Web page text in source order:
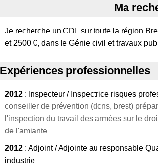
Ma
Je recherche un CDI, sur toute la région
et 2500 €, dans le Génie civil et travaux
Expériences professionnelles
2012 : Inspecteur / Inspectrice risques
conseiller de prévention (dcns, brest)
l'inspection du travail des armées sur le
de l'amiante
2012 : Adjoint / Adjointe au responsable
industrie